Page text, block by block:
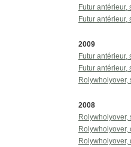
Futur
Futur
2009
Futur
Futur
2008